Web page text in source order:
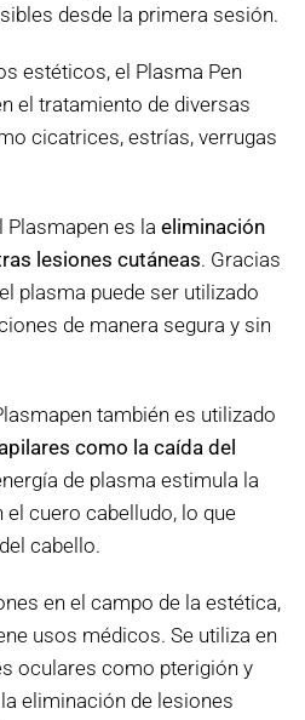
desde la primera sesión.
estéticos, el Plasma Pen
el tratamiento de diversas
cicatrices, estrías, verrugas
Plasmapen es la eliminación
lesiones cutáneas. Gracias
plasma puede ser utilizado
de manera segura y sin
también es utilizado
como la caída del
de plasma estimula la
cuero cabelludo, lo que
cabello.
en el campo de la estética,
usos médicos. Se utiliza en
oculares como pterigión y
eliminación de lesiones